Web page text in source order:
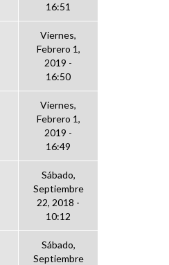
16:51
Viernes,
Febrero 1,
2019 -
16:50
Viernes,
Febrero 1,
2019 -
16:49
Sábado,
Septiembre
22, 2018 -
10:12
Sábado,
Septiembre